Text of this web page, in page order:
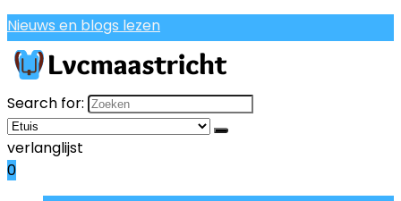
Nieuws en blogs lezen
Search for:
verlanglijst
0